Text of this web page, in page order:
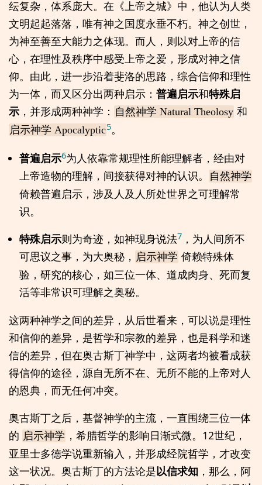
纭复杂，体系庞大。在《上帝之城》中，他认为人类
文明起起落落，唯有神之国度永垂不朽。神之创世，
为神至善至大能力之体现。而人，则以对上帝的信
心，在理性及秩序中感受上帝之爱，形成对神之信
仰。由此，进一步沿着斐洛的思路，综合信仰和理性
为一体，而又区分出两种启示： 普遍启示和特殊启
示 ，并形成两种神学： 自然神学 Natural Theolosy 和
启示神学 Apocalyptic5。
普遍启示6为人依靠常规理性所能理解者，经由对
上帝造物的理解，间接获得对神的认识。
自然神学
倚赖普遍启示，涉及人及人所处世界之可理解常
识。
特殊启示则为奇迹，如神现身说法7，为人间所不
可思议之事，为大奥秘， 启示神学 倚赖特殊体
验，研究的核心，如三位一体、道成肉身、死而复
活等非常识可理解之奥秘。
这两种神学之间的差异，从后世看来，可以说是理性
和信仰的差异，是哲学和宗教的差异，也是科学和迷
信的差异，但在奥古斯丁神学中，这两者均被看成获
得信仰的途径，源自无所不在、无所不能的上帝对人
的恩典，而无任何冲突。
奥古斯丁之后，基督神学的主流，一直围绕三位一体
的 启示神学 ，希腊哲学的影响日渐式微。12世纪，
亚里士多德学说重新输入，并形成经院哲学，才改变
这一状况。奥古斯丁的方法论是以信求知 ，那么，阿